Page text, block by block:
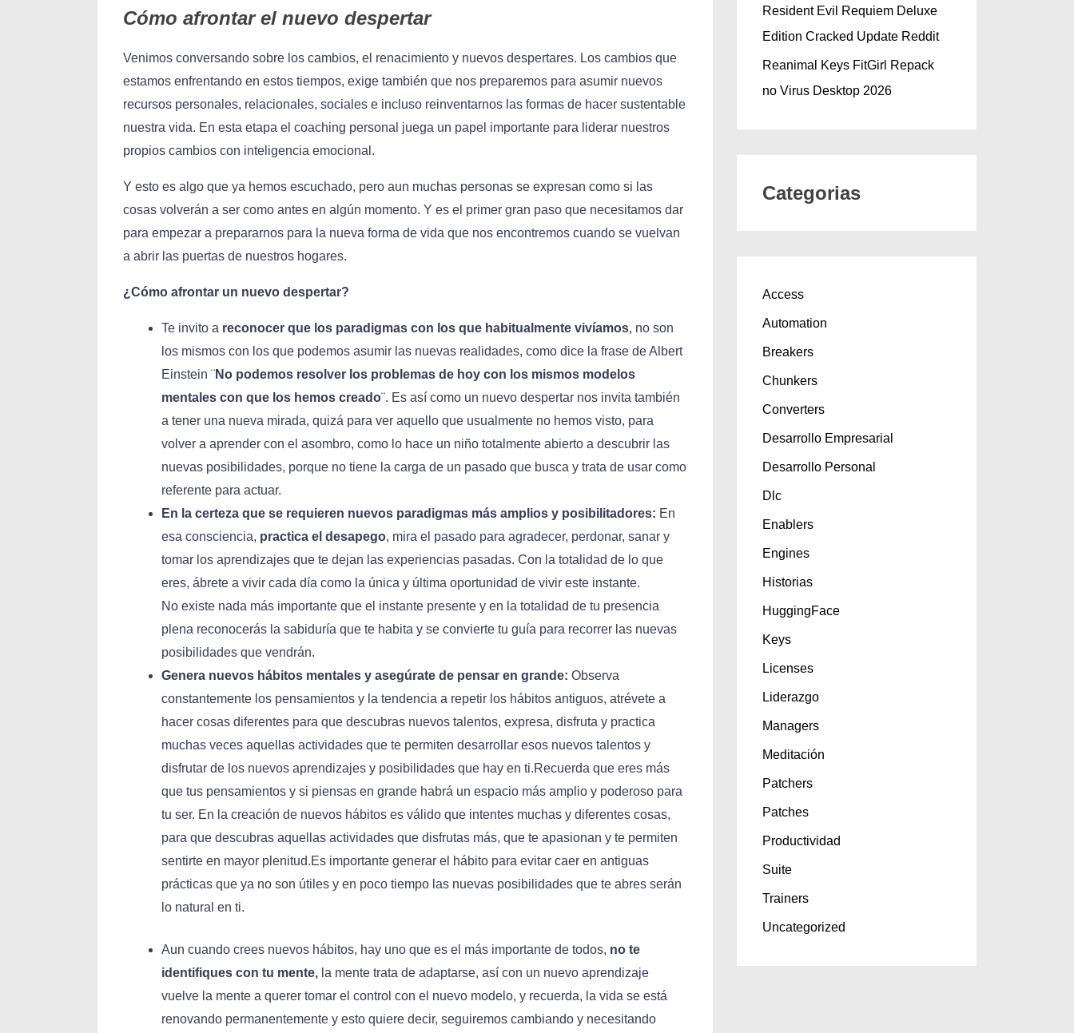
Cómo afrontar el nuevo despertar
Venimos conversando sobre los cambios, el renacimiento y nuevos despertares. Los cambios que
estamos enfrentando en estos tiempos, exige también que nos preparemos para asumir nuevos
recursos personales, relacionales, sociales e incluso reinventarnos las formas de hacer sustentable
nuestra vida. En esta etapa el coaching personal juega un papel importante para liderar nuestros
propios cambios con inteligencia emocional.
Y esto es algo que ya hemos escuchado, pero aun muchas personas se expresan como si las
cosas volverán a ser como antes en algún momento. Y es el primer gran paso que necesitamos dar
para empezar a prepararnos para la nueva forma de vida que nos encontremos cuando se vuelvan
a abrir las puertas de nuestros hogares.
¿Cómo afrontar un nuevo despertar?
Te invito a reconocer que los paradigmas con los que habitualmente vivíamos, no son
los mismos con los que podemos asumir las nuevas realidades, como dice la frase de Albert
Einstein ¨No podemos resolver los problemas de hoy con los mismos modelos
mentales con que los hemos creado¨. Es así como un nuevo despertar nos invita también
a tener una nueva mirada, quizá para ver aquello que usualmente no hemos visto, para
volver a aprender con el asombro, como lo hace un niño totalmente abierto a descubrir las
nuevas posibilidades, porque no tiene la carga de un pasado que busca y trata de usar como
referente para actuar.
En la certeza que se requieren nuevos paradigmas más amplios y posibilitadores: En
esa consciencia, practica el desapego, mira el pasado para agradecer, perdonar, sanar y
tomar los aprendizajes que te dejan las experiencias pasadas. Con la totalidad de lo que
eres, ábrete a vivir cada día como la única y última oportunidad de vivir este instante.
No existe nada más importante que el instante presente y en la totalidad de tu presencia
plena reconocerás la sabiduría que te habita y se convierte tu guía para recorrer las nuevas
posibilidades que vendrán.
Genera nuevos hábitos mentales y asegúrate de pensar en grande: Observa
constantemente los pensamientos y la tendencia a repetir los hábitos antiguos, atrévete a
hacer cosas diferentes para que descubras nuevos talentos, expresa, disfruta y practica
muchas veces aquellas actividades que te permiten desarrollar esos nuevos talentos y
disfrutar de los nuevos aprendizajes y posibilidades que hay en ti.Recuerda que eres más
que tus pensamientos y si piensas en grande habrá un espacio más amplio y poderoso para
tu ser. En la creación de nuevos hábitos es válido que intentes muchas y diferentes cosas,
para que descubras aquellas actividades que disfrutas más, que te apasionan y te permiten
sentirte en mayor plenitud.Es importante generar el hábito para evitar caer en antiguas
prácticas que ya no son útiles y en poco tiempo las nuevas posibilidades que te abres serán
lo natural en ti.
Aun cuando crees nuevos hábitos, hay uno que es el más importante de todos, no te
identifiques con tu mente, la mente trata de adaptarse, así con un nuevo aprendizaje
vuelve la mente a querer tomar el control con el nuevo modelo, y recuerda, la vida se está
renovando permanentemente y esto quiere decir, seguiremos cambiando y necesitando
Resident Evil Requiem Deluxe
Edition Cracked Update Reddit
Reanimal Keys FitGirl Repack
no Virus Desktop 2026
Categorias
Access
Automation
Breakers
Chunkers
Converters
Desarrollo Empresarial
Desarrollo Personal
Dlc
Enablers
Engines
Historias
HuggingFace
Keys
Licenses
Liderazgo
Managers
Meditación
Patchers
Patches
Productividad
Suite
Trainers
Uncategorized